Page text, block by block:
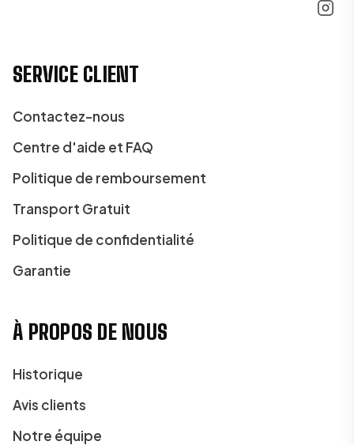
SERVICE CLIENT
Contactez-nous
Centre d'aide et FAQ
Politique de remboursement
Transport Gratuit
Politique de confidentialité
Garantie
À PROPOS DE NOUS
Historique
Avis clients
Notre équipe